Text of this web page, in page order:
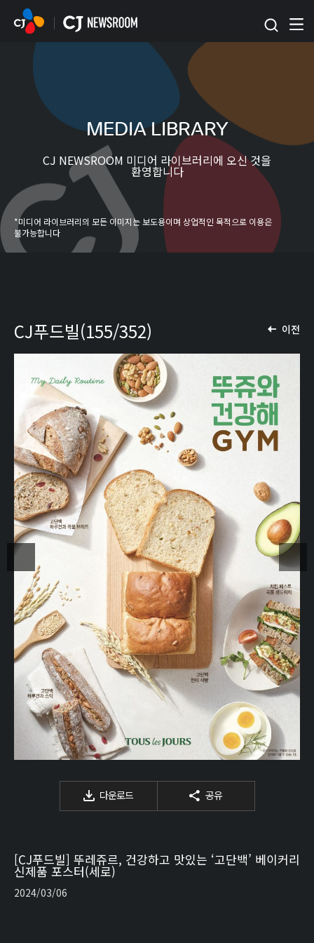
본문 바로가기
MEDIA LIBRARY
CJ NEWSROOM 미디어 라이브러리에 오신 것을
환영합니다
*미디어 라이브러리의 모든 이미지는 보도용이며 상업적인 목적으로 이용은
불가능합니다
이전
CJ푸드빌(155/352)
다운로드 공유
[CJ푸드빌] 뚜레쥬르, 건강하고 맛있는 ‘고단백’ 베이커리
신제품 포스터(세로)
2024/03/06